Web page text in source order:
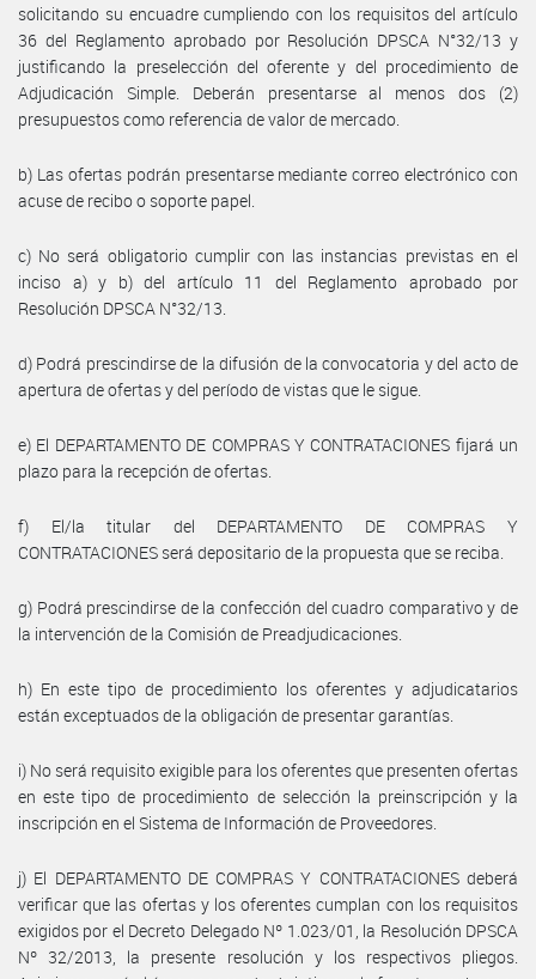
solicitando su encuadre cumpliendo con los requisitos del artículo
36 del Reglamento aprobado por Resolución DPSCA N°32/13 y
justificando la preselección del oferente y del procedimiento de
Adjudicación Simple. Deberán presentarse al menos dos (2)
presupuestos como referencia de valor de mercado.
b) Las ofertas podrán presentarse mediante correo electrónico con
acuse de recibo o soporte papel.
c) No será obligatorio cumplir con las instancias previstas en el
inciso a) y b) del artículo 11 del Reglamento aprobado por
Resolución DPSCA N°32/13.
d) Podrá prescindirse de la difusión de la convocatoria y del acto de
apertura de ofertas y del período de vistas que le sigue.
e) El DEPARTAMENTO DE COMPRAS Y CONTRATACIONES fijará un
plazo para la recepción de ofertas.
f) El/la titular del DEPARTAMENTO DE COMPRAS Y
CONTRATACIONES será depositario de la propuesta que se reciba.
g) Podrá prescindirse de la confección del cuadro comparativo y de
la intervención de la Comisión de Preadjudicaciones.
h) En este tipo de procedimiento los oferentes y adjudicatarios
están exceptuados de la obligación de presentar garantías.
i) No será requisito exigible para los oferentes que presenten ofertas
en este tipo de procedimiento de selección la preinscripción y la
inscripción en el Sistema de Información de Proveedores.
j) El DEPARTAMENTO DE COMPRAS Y CONTRATACIONES deberá
verificar que las ofertas y los oferentes cumplan con los requisitos
exigidos por el Decreto Delegado Nº 1.023/01, la Resolución DPSCA
Nº 32/2013, la presente resolución y los respectivos pliegos.